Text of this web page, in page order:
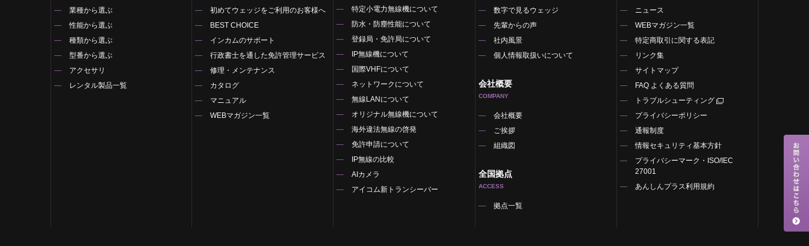
業種から選ぶ
性能から選ぶ
種類から選ぶ
型番から選ぶ
アクセサリ
レンタル製品一覧
初めてウェッジをご利用のお客様へ
BEST CHOICE
インカムのサポート
行政書士を通した免許管理サービス
修理・メンテナンス
カタログ
マニュアル
WEBマガジン一覧
特定小電力無線機について
防水・防塵性能について
登録局・免許局について
IP無線機について
国際VHFについて
ネットワークについて
無線LANについて
オリジナル無線機について
海外違法無線の啓発
免許申請について
IP無線の比較
AIカメラ
アイコム新トランシーバー
数字で見るウェッジ
先輩からの声
社内風景
個人情報取扱いについて
会社概要
COMPANY
会社概要
ご挨拶
組織図
全国拠点
ACCESS
拠点一覧
ニュース
WEBマガジン一覧
特定商取引に関する表記
リンク集
サイトマップ
FAQ よくある質問
トラブルシューティング
プライバシーポリシー
通報制度
情報セキュリティ基本方針
プライバシーマーク・ISO/IEC
27001
あんしんプラス利用規約